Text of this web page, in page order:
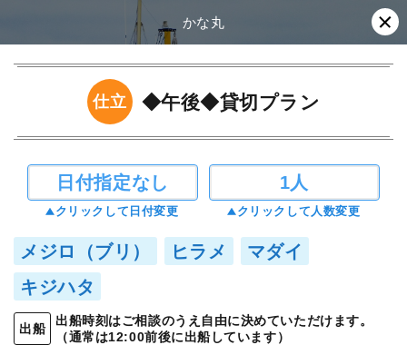
かな丸
仕立 ◆午後◆貸切プラン
日付指定なし
クリックして日付変更
1人
クリックして人数変更
メジロ（ブリ） ヒラメ
マダイ
キジハタ
出船
出船時刻はご相談のうえ自由に決めていただけます。
（通常は12:00前後に出船しています）